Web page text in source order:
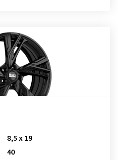
8,5 x 19
40